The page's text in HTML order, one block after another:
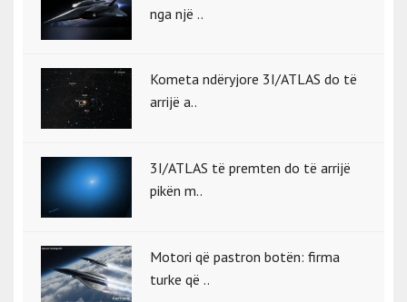
nga një ..
Kometa ndëryjore 3I/ATLAS do të
arrijë a..
3I/ATLAS të premten do të arrijë
pikën m..
Motori që pastron botën: firma
turke që ..